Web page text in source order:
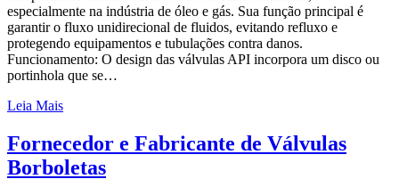
especialmente na indústria de óleo e gás. Sua função principal é
garantir o fluxo unidirecional de fluidos, evitando refluxo e
protegendo equipamentos e tubulações contra danos.
Funcionamento: O design das válvulas API incorpora um disco ou
portinhola que se…
Leia Mais
Fornecedor e Fabricante de Válvulas
Borboletas